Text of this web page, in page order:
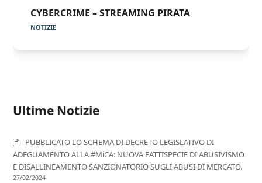
CYBERCRIME – STREAMING PIRATA
NOTIZIE
Ultime Notizie
PUBBLICATO LO SCHEMA DI DECRETO LEGISLATIVO DI
ADEGUAMENTO ALLA #MiCA: NUOVA FATTISPECIE DI ABUSIVISMO
E DISALLINEAMENTO SANZIONATORIO SUGLI ABUSI DI MERCATO.
27/02/2024